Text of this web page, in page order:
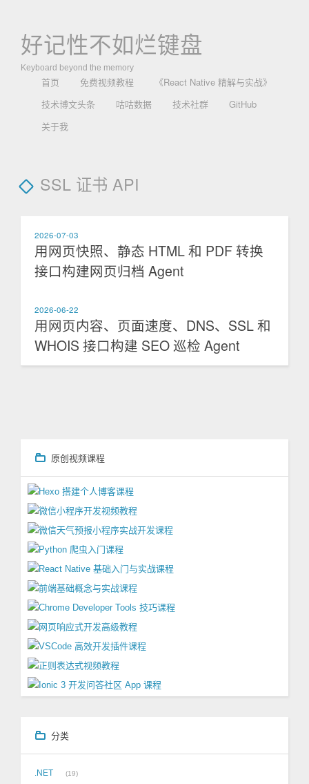
好记性不如烂键盘
Keyboard beyond the memory
首页 免费视频教程
《React Native 精解与实战》
技术博文头条
咕咕数据 技术社群
GitHub
关于我
SSL 证书 API
2026-07-03
用网页快照、静态 HTML 和 PDF 转换
接口构建网页归档 Agent
2026-06-22
用网页内容、页面速度、DNS、SSL 和
WHOIS 接口构建 SEO 巡检 Agent
原创视频课程
分类
.NET 19